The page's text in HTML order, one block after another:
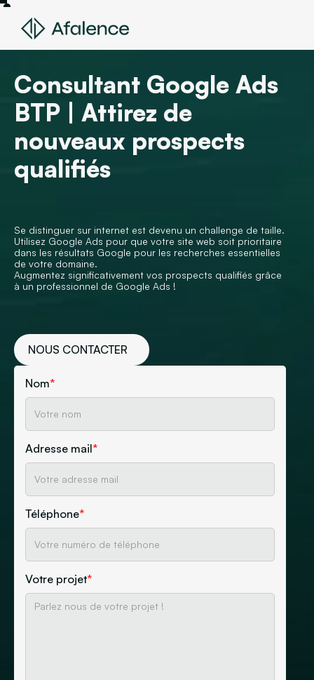
Consultant Google Ads
BTP | Attirez de
nouveaux prospects
qualifiés
Se distinguer sur internet est devenu un challenge de taille.
Utilisez Google Ads pour que votre site web soit prioritaire
dans les résultats Google pour les recherches essentielles
de votre domaine.
Augmentez significativement vos prospects qualifiés grâce
à un professionnel de Google Ads !
NOUS CONTACTER
Nom*
Adresse mail*
Téléphone*
Votre projet*